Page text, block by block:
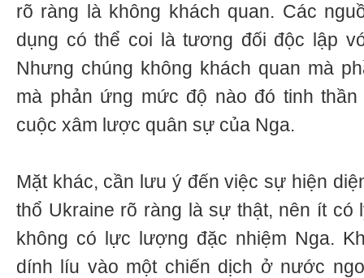
rõ ràng là không khách quan. Các
dụng có thể coi là tương đối độc lập
Nhưng chúng không khách quan mà
mà phản ứng mức độ nào đó tinh
cuộc xâm lược quân sự của Nga.
Mặt khác, cần lưu ý đến việc sự hiện
thổ Ukraine rõ ràng là sự thật, nên ít có
không có lực lượng đặc nhiệm Nga.
dính líu vào một chiến dịch ở nước